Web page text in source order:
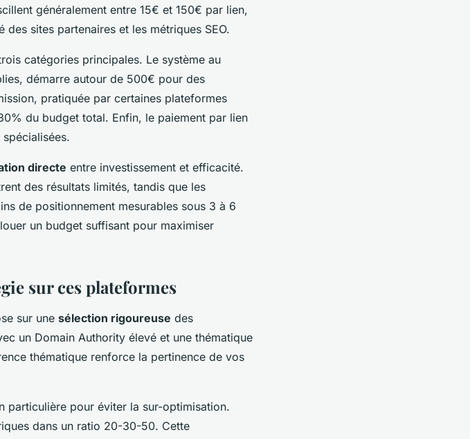
généralement entre 15€ et 150€ par lien,
sites partenaires et les métriques SEO.
catégories principales. Le système au
démarre autour de 500€ pour des
pratiquée par certaines plateformes
du budget total. Enfin, le paiement par lien
directe entre investissement et efficacité.
des résultats limités, tandis que les
de positionnement mesurables sous 3 à 6
un budget suffisant pour maximiser
sur ces plateformes
sur une sélection rigoureuse des
un Domain Authority élevé et une thématique
thématique renforce la pertinence de vos
particulière pour éviter la sur-optimisation.
dans un ratio 20-30-50. Cette